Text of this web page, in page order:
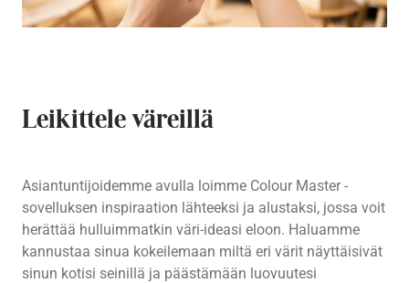
Leikittele väreillä
Asiantuntijoidemme avulla loimme Colour Master -
sovelluksen inspiraation lähteeksi ja alustaksi, jossa voit
herättää hulluimmatkin väri-ideasi eloon. Haluamme
kannustaa sinua kokeilemaan miltä eri värit näyttäisivät
sinun kotisi seinillä ja päästämään luovuutesi